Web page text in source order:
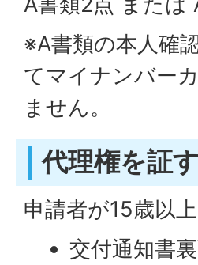
※A書類の本人確
てマイナンバー
ません。
代理権を証
申請者が15歳以
交付通知書